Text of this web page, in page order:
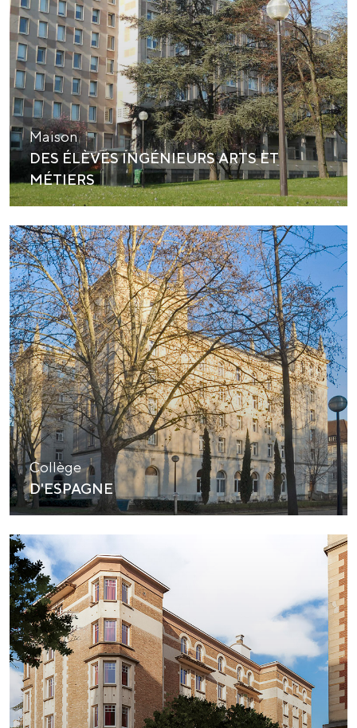
Maison
DES ÉLÈVES INGÉNIEURS ARTS ET
MÉTIERS
Collège
D'ESPAGNE